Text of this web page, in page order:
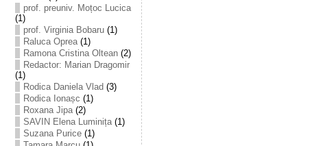
prof. preuniv. Moțoc Lucica
(1)
prof. Virginia Bobaru(1)
Raluca Oprea(1)
Ramona Cristina Oltean(2)
Redactor: Marian Dragomir
(1)
Rodica Daniela Vlad (3)
Rodica Ionașc (1)
Roxana Jipa(2)
SAVIN Elena Luminița(1)
Suzana Purice(1)